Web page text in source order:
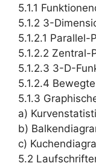
5.1.1
5.1.2 3-
5.1.2.1 Parallel-
5.1.2.2 Zentral-
5.1.2.3 3-D-
5.1.2.4
5.1.3
a)
b)
c)
5.2